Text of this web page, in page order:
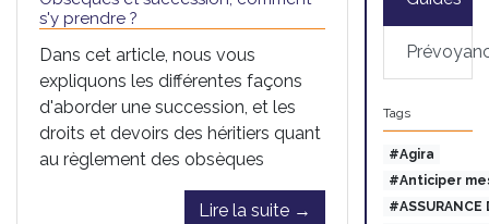
s'y prendre ?
Dans cet article, nous vous
expliquons les différentes façons
d'aborder une succession, et les
droits et devoirs des héritiers quant
au règlement des obsèques
Lire la suite →
Tags
#Agira
#Anticiper
#ASSURANCE